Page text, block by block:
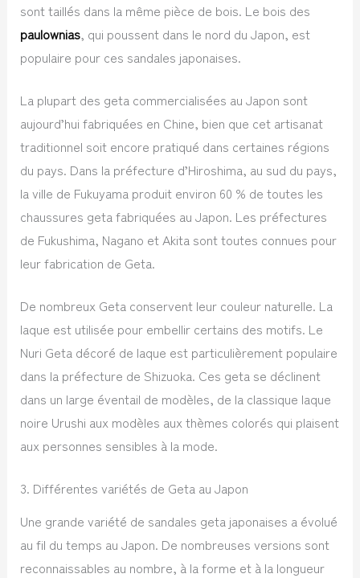
sont taillés dans la même pièce de bois. Le bois des
paulownias, qui poussent dans le nord du Japon, est
populaire pour ces sandales japonaises.
La plupart des geta commercialisées au Japon sont
aujourd’hui fabriquées en Chine, bien que cet artisanat
traditionnel soit encore pratiqué dans certaines régions
du pays. Dans la préfecture d’Hiroshima, au sud du pays,
la ville de Fukuyama produit environ 60 % de toutes les
chaussures geta fabriquées au Japon. Les préfectures
de Fukushima, Nagano et Akita sont toutes connues pour
leur fabrication de Geta.
De nombreux Geta conservent leur couleur naturelle. La
laque est utilisée pour embellir certains des motifs. Le
Nuri Geta décoré de laque est particulièrement populaire
dans la préfecture de Shizuoka. Ces geta se déclinent
dans un large éventail de modèles, de la classique laque
noire Urushi aux modèles aux thèmes colorés qui plaisent
aux personnes sensibles à la mode.
3. Différentes variétés de Geta au Japon
Une grande variété de sandales geta japonaises a évolué
au fil du temps au Japon. De nombreuses versions sont
reconnaissables au nombre, à la forme et à la longueur